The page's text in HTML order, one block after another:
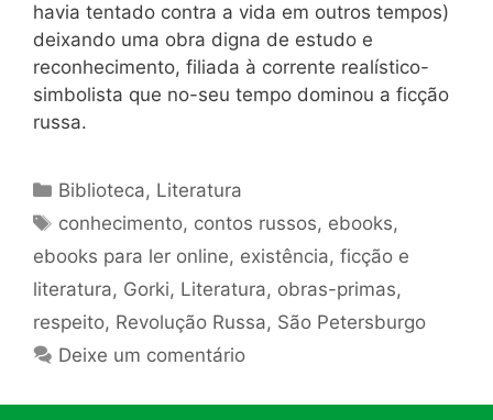
havia tentado contra a vida em outros tempos)
deixando uma obra digna de estudo e
reconhecimento, filiada à corrente realístico-
simbolista que no-seu tempo dominou a ficção
russa.
Categorias
Biblioteca, Literatura
Tags
conhecimento, contos russos, ebooks,
ebooks para ler online, existência, ficção e
literatura, Gorki, Literatura, obras-primas,
respeito, Revolução Russa, São Petersburgo
Deixe um comentário